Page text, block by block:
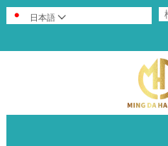
日本語 